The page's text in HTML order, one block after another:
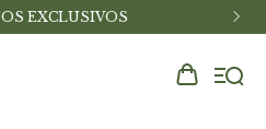
EXCLUSIVOS